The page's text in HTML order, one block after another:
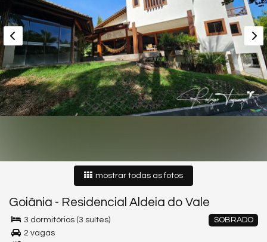
mostrar todas as fotos
Goiânia - Residencial Aldeia do Vale
SOBRADO
3 dormitórios (3 suítes)
2 vagas